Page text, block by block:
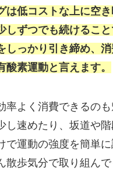
は低コストな上に空
しずつでも続けるこ
しっかり引き締め、
酸素運動と言えます。
率よく消費できるの
し速めたり、坂道や
で運動の強度を簡単に
散歩気分で取り組ん